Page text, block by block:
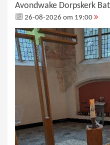
Avondwake Dorpskerk
26-08-2026 om 19:00